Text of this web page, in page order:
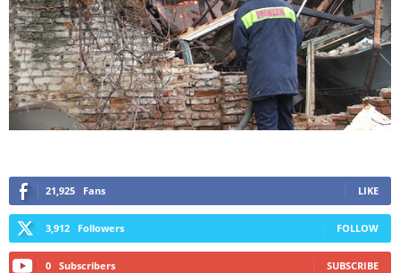
21,925 Fans LIKE
3,912 Followers FOLLOW
0 Subscribers SUBSCRIBE